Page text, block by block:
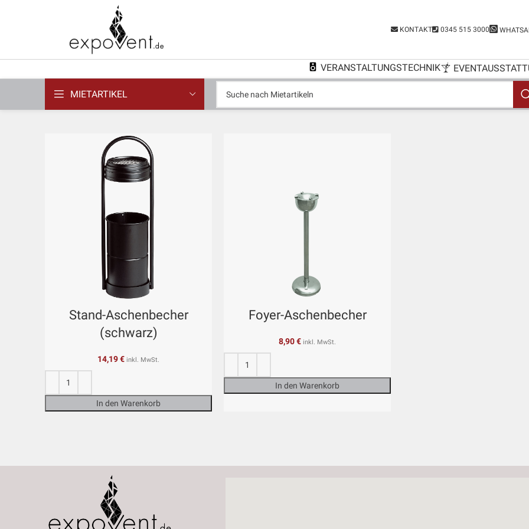
KONTAKT 0345 515 3000
VERANSTALTUNGSTECHNIK
MIETARTIKEL
Stand-Aschenbecher
(schwarz)
14,19€ inkl. MwSt.
In den Warenkorb
Foyer-Aschenbecher
8,90€ inkl. MwSt.
In den Warenkorb